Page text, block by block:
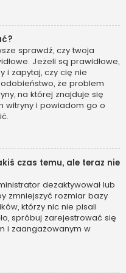
sprawdź, czy twoja
Jeżeli są prawidłowe,
i zapytaj, czy cię nie
że problem
na której znajduje się
witryny i powiadom go o
czas temu, ale teraz nie
dezaktywował lub
zmniejszyć rozmiar bazy
którzy nic nie pisali
spróbuj zarejestrować się
i zaangażowanym w